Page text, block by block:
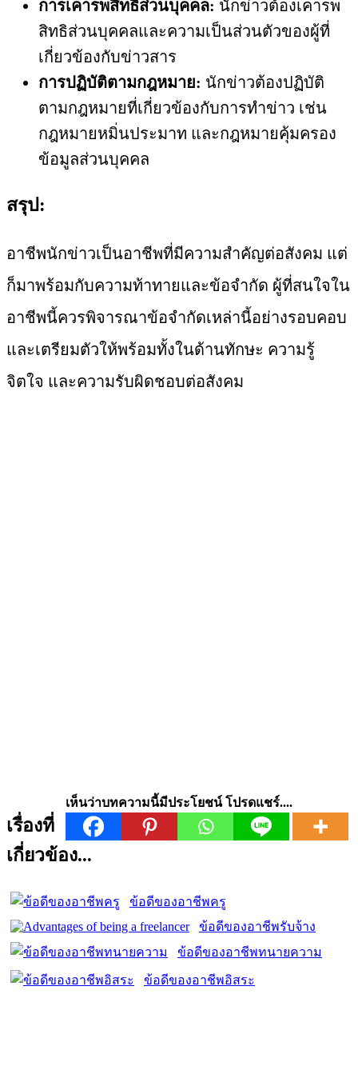
การเคารพสิทธิส่วนบุคคล: นักข่าวต้องเคารพ
สิทธิส่วนบุคคลและความเป็นส่วนตัวของผู้ที่
เกี่ยวข้องกับข่าวสาร
การปฏิบัติตามกฎหมาย: นักข่าวต้องปฏิบัติ
ตามกฎหมายที่เกี่ยวข้องกับการทำข่าว เช่น
กฎหมายหมิ่นประมาท และกฎหมายคุ้มครอง
ข้อมูลส่วนบุคคล
สรุป:
อาชีพนักข่าวเป็นอาชีพที่มีความสำคัญต่อสังคม แต่
ก็มาพร้อมกับความท้าทายและข้อจำกัด ผู้ที่สนใจใน
อาชีพนี้ควรพิจารณาข้อจำกัดเหล่านี้อย่างรอบคอบ
และเตรียมตัวให้พร้อมทั้งในด้านทักษะ ความรู้
จิตใจ และความรับผิดชอบต่อสังคม
เห็นว่าบทความนี้มีประโยชน์ โปรดแชร์....
เรื่องที่
เกี่ยวข้อง...
ข้อดีของอาชีพครู
ข้อดีของอาชีพรับจ้าง
ข้อดีของอาชีพทนายความ
ข้อดีของอาชีพอิสระ